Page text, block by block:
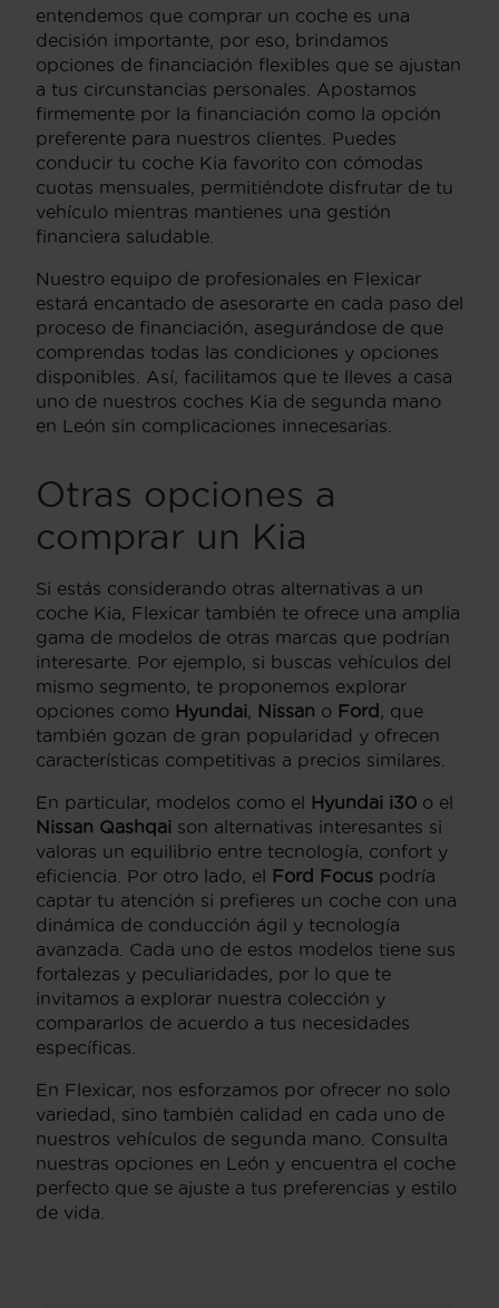
entendemos que comprar un coche es una
decisión importante, por eso, brindamos
opciones de financiación flexibles que se ajustan
a tus circunstancias personales. Apostamos
firmemente por la financiación como la opción
preferente para nuestros clientes. Puedes
conducir tu coche Kia favorito con cómodas
cuotas mensuales, permitiéndote disfrutar de tu
vehículo mientras mantienes una gestión
financiera saludable.
Nuestro equipo de profesionales en Flexicar
estará encantado de asesorarte en cada paso del
proceso de financiación, asegurándose de que
comprendas todas las condiciones y opciones
disponibles. Así, facilitamos que te lleves a casa
uno de nuestros coches Kia de segunda mano
en León sin complicaciones innecesarias.
Otras opciones a
comprar un Kia
Si estás considerando otras alternativas a un
coche Kia, Flexicar también te ofrece una amplia
gama de modelos de otras marcas que podrían
interesarte. Por ejemplo, si buscas vehículos del
mismo segmento, te proponemos explorar
opciones como Hyundai, Nissan o Ford , que
también gozan de gran popularidad y ofrecen
características competitivas a precios similares.
En particular, modelos como el Hyundai i30 o el
Nissan Qashqai son alternativas interesantes si
valoras un equilibrio entre tecnología, confort y
eficiencia. Por otro lado, el Ford Focus podría
captar tu atención si prefieres un coche con una
dinámica de conducción ágil y tecnología
avanzada. Cada uno de estos modelos tiene sus
fortalezas y peculiaridades, por lo que te
invitamos a explorar nuestra colección y
compararlos de acuerdo a tus necesidades
específicas.
En Flexicar, nos esforzamos por ofrecer no solo
variedad, sino también calidad en cada uno de
nuestros vehículos de segunda mano. Consulta
nuestras opciones en León y encuentra el coche
perfecto que se ajuste a tus preferencias y estilo
de vida.